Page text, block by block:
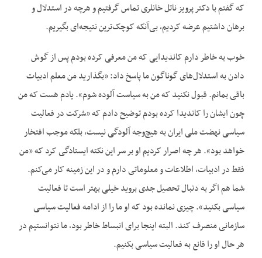
که گفتم با دکتر پرویز ناتل خانلری تماس گرفتیم و هرچه در استدلال و
برهان داشتیم عرضه کردیم، بی‌آنکه کوچک‌ترین نتیجه‌ای بگیریم.
خوب به خاطر دارم کاندیدایی که من معرفی کرده بودم پس از گوش
دادن به استدلال‌های گوناگون ما پاسخ داد: «بگذارید من معلم ادبیات
باقی بمانم. قبول نکنید که من به سیاست آلوده شوم». یادم هست که من
چون ایشان را کاندیدا کرده بودم توضیح دادم که «شرکت در فعالیت
سیاسی نهضت ملی ایران به هیچ‌وجه آلودگی نیست، بلکه موجب افتخار
خواهد بود». هر چه اصرار کردیم او بر سر این نکته ایستادگی کرد که «من
فقط در ادبیات، اطلاعات و معلوماتی دارم و در این زمینه کار می‌کنم.
شما هم اگر به دنبال تحصیل جدی بروید خیلی بهتر است تا فعالیت
سیاسی بکنید». چیزی نمانده بود که او ما را از ادامه فعالیت سیاسی
سازمانی منصرف کند. البته اینجا برای انبساط خاطر بود، ما نتوانستیم در
هر حال او را قانع به فعالیت سیاسی بکنیم.